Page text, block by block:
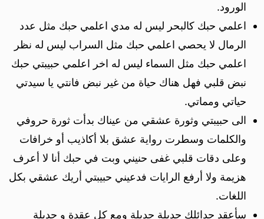
الورود.
اعلمي حبك كالبحر ليس له مدي اعلمي حبك مثل عدد
الرمال لا يحصي اعلمي حبك مثل السراب ليس له نظر
اعلمي حبك مثل السماء ليس له اخر اعلمي حبيبتي حبك
نبض قلبي فهل هناك حياة من غير نبض فانتي يا سيدتي
حياتي ومماتي.
الى حبيبتي وثورة عشقي من عيناك بدأت ثورة حروفي
والكلمات وسطرت رواية عشق بلا أكاذيب أو خرافات
وعلى دقات قلبي غفى حنيني وبت في حبك أنا لا أعرف
هزيمة ولا أرفع الرايات فدعيني حبيبتي أريك عشقي بكل
اللغات.
سأعقد جدائلك جديلة جديلة ومع كل عقدة و جديلة